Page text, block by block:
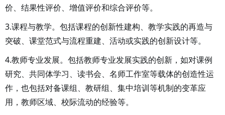
价、结果性评价、增值评价和综合评价等。
3.课程与教学。包括课程的创新性建构、教学实践的再造与
突破、课堂范式与流程重建、活动或实践的创新设计等。
4.教师专业发展。包括教师专业发展实践的创新，如对课例
研究、共同体学习、读书会、名师工作室等载体的创造性运
作，也包括对备课组、教研组、集中培训等机制的变革应
用，教师区域、校际流动的经验等。